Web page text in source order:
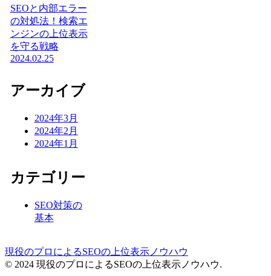
SEOと内部エラー
の対処法！検索エ
ンジンの上位表示
を守る戦略
2024.02.25
アーカイブ
2024年3月
2024年2月
2024年1月
カテゴリー
SEO対策の
基本
現役のプロによるSEOの上位表示ノウハウ
© 2024 現役のプロによるSEOの上位表示ノウハウ.